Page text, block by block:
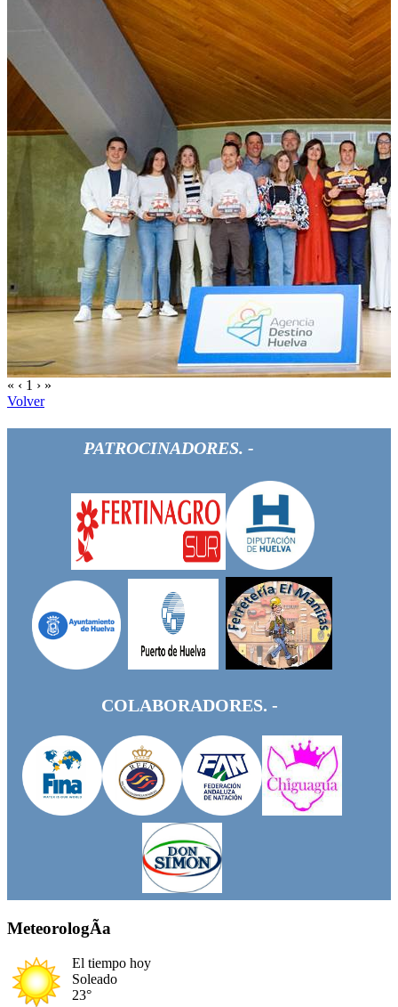
« ‹ 1 › »
Volver
PATROCINADORES. -
COLABORADORES. -
MeteorologÃ­a
El tiempo hoy
Soleado
23°